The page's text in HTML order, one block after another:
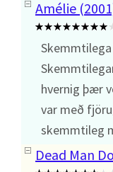
Amélie
hvernig þær
var með
skemmtileg
Dead Man